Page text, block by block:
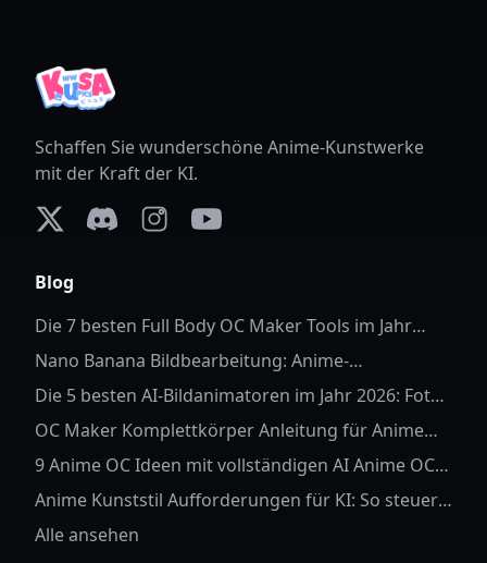
Schaffen Sie wunderschöne Anime-Kunstwerke
mit der Kraft der KI.
Blog
Die 7 besten Full Body OC Maker Tools im Jahr
2026
Nano Banana Bildbearbeitung: Anime-
Hintergrundersetzung
Die 5 besten AI-Bildanimatoren im Jahr 2026: Fotos
zum Leben erwecken
OC Maker Komplettkörper Anleitung für Anime
OC
9 Anime OC Ideen mit vollständigen AI Anime OC
Aufforderungen
Anime Kunststil Aufforderungen für KI: So steuern
Sie Charakterdetails und Stil
Alle ansehen